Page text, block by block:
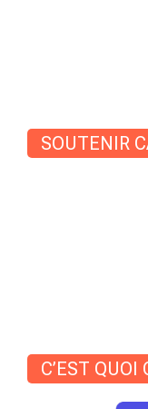
SOUTENIR
C’EST QUOI